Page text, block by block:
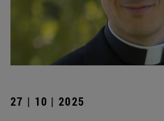
27 | 10 | 2025